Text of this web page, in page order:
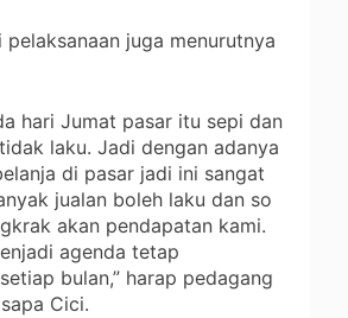
pelaksanaan juga menurutnya
hari Jumat pasar itu sepi dan
laku. Jadi dengan adanya
di pasar jadi ini sangat
jualan boleh laku dan so
akan pendapatan kami.
agenda tetap
bulan,” harap pedagang
Cici.